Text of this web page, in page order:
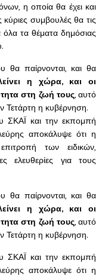
η οποία θα έχει και
κύριες συμβουλές θα τις
όλα τα θέματα δημόσιας
θα παίρνονται, και θα
η χώρα, και οι
στη ζωή τους, αυτό
Τετάρτη η κυβέρνηση.
ΣΚΑΪ και την εκπομπή
αποκάλυψε ότι η
των ειδικών,
ελευθερίες για τους
θα παίρνονται, και θα
η χώρα, και οι
στη ζωή τους, αυτό
Τετάρτη η κυβέρνηση.
ΣΚΑΪ και την εκπομπή
αποκάλυψε ότι η